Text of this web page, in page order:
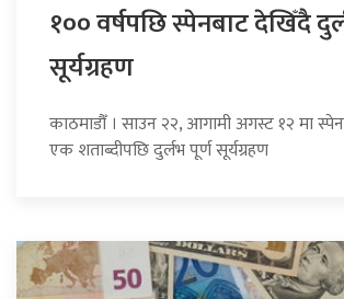
१०० वर्षपछि स्पेनबाट देखिँदै
सूर्यग्रहण
काठमाडौँ । साउन २२, आगामी अगस्ट १२ मा
एक शताब्दीपछि दुर्लभ पूर्ण सूर्यग्रहण